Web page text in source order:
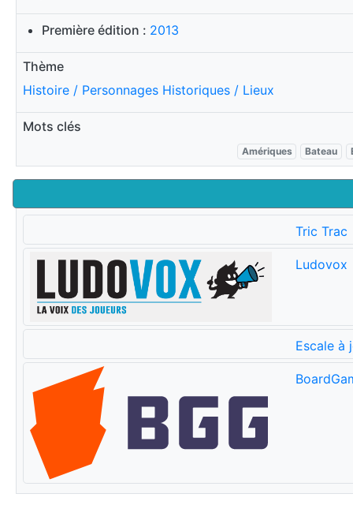
Première édition : 2013
Thème
Histoire / Personnages Historiques / Lieux
Mots clés
Amériques Bateau
Tric Trac
Ludovox
Escale à